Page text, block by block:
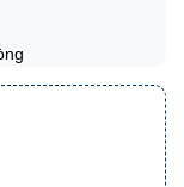
Tân Bình, Hồ